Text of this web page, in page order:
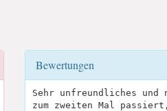
Bewertungen
Sehr unfreundliches und
zum zweiten Mal